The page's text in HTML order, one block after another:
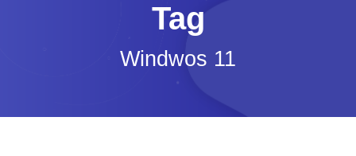
Tag
Windwos 11